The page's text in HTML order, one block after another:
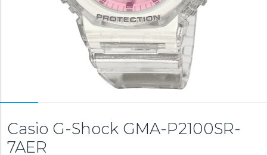
Casio G-Shock GMA-P2100SR-
7AER